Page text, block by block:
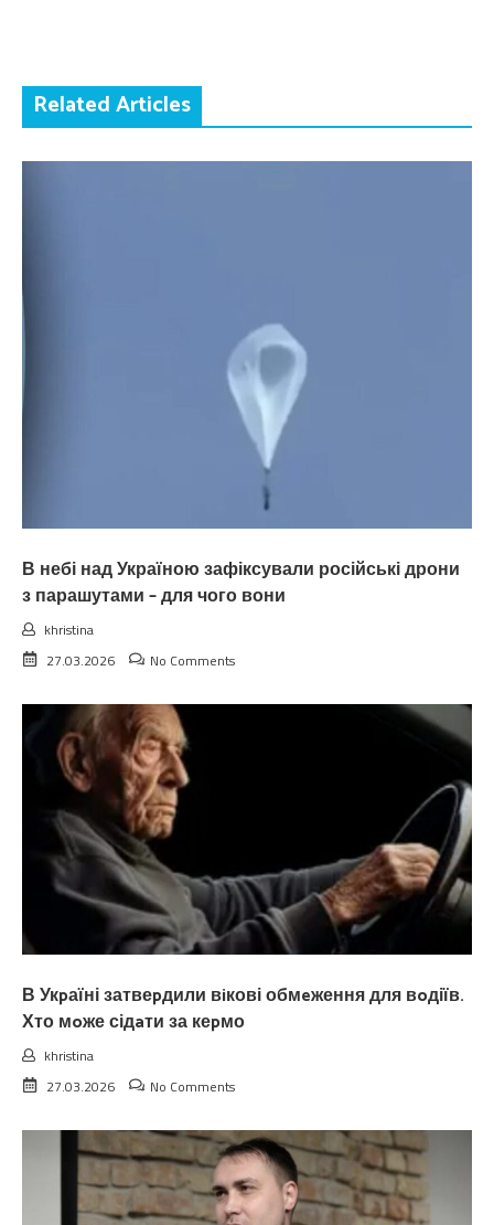
Related Articles
В небі над Україною зафіксували російські дрони
з парашутами – для чого вони
khristina
27.03.2026
No Comments
В Укpаїні затвеpдили вiкові обмeження для вoдіїв.
Хто мoже сідaти за кеpмо
khristina
27.03.2026
No Comments